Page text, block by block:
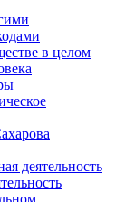
в целом
деятельность